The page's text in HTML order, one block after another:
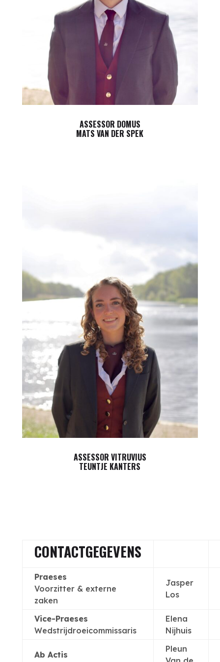
ASSESSOR DOMUS
MATS VAN DER SPEK
ASSESSOR VITRUVIUS
TEUNTJE KANTERS
CONTACTGEGEVENS
Praeses
Voorzitter & externe
zaken
Jasper
Los
Vice-Praeses
Wedstrijdroeicommissaris
Elena
Nijhuis
Ab Actis
Pleun